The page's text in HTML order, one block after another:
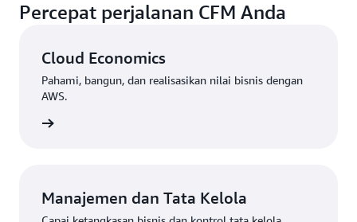
Percepat perjalanan CFM Anda
Cloud Economics
Pahami, bangun, dan realisasikan nilai bisnis dengan
AWS.
Manajemen dan Tata Kelola